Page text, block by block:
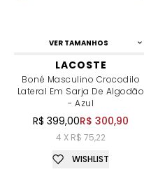
VER TAMANHOS
LACOSTE
Boné Masculino Crocodilo
Lateral Em Sarja De Algodão
- Azul
R$ 399,00R$ 300,90
4 X R$ 75,22
WISHLIST